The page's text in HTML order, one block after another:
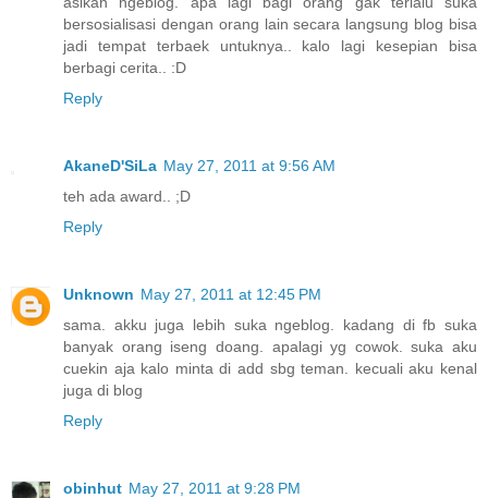
bersosialisasi dengan orang lain secara langsung blog bisa
jadi tempat terbaek untuknya.. kalo lagi kesepian bisa
berbagi cerita.. :D
Reply
AkaneD'SiLa May 27, 2011 at 9:56 AM
teh ada award.. ;D
Reply
Unknown May 27, 2011 at 12:45 PM
sama. akku juga lebih suka ngeblog. kadang di fb suka
banyak orang iseng doang. apalagi yg cowok. suka aku
cuekin aja kalo minta di add sbg teman. kecuali aku kenal
juga di blog
Reply
obinhut May 27, 2011 at 9:28 PM